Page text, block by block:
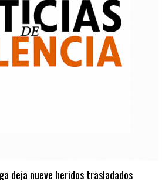
deja nueve heridos trasladados